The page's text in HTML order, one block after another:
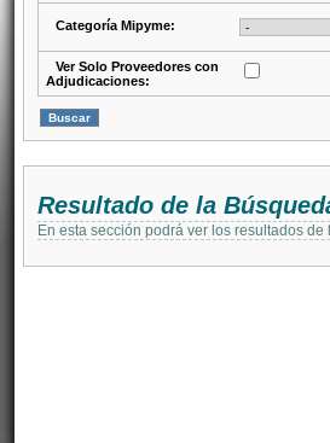
Categoría Mipyme:
Ver Solo Proveedores con
Adjudicaciones:
Resultado de la
En esta sección podrá ver los resultados